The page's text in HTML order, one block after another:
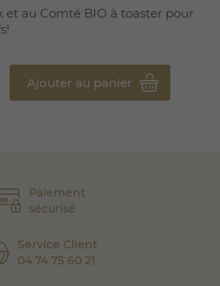
Paiement
sécurisé
Service Client
04 74 75 60 21
et au Comté BIO à toaster pour
Ajouter au panier